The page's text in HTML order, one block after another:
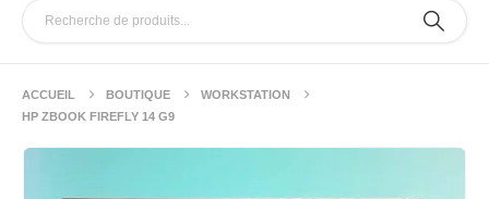
ACCUEIL BOUTIQUE
WORKSTATION
HP ZBOOK FIREFLY 14 G9